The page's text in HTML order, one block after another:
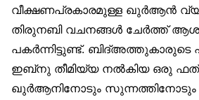
വീക്ഷണപ്രകാരമുള്ള ഖുര്‍ആന്‍
തിരുനബി വചനങ്ങള്‍ ചേര്‍ത്ത്
പകര്‍ന്നിട്ടുണ്ട്. ബിദ്അത്തുകാരുടെ
ഇബ്‌നു തീമിയ്യ നല്‍കിയ ഒരു
ഖുര്‍ആനിനോടും